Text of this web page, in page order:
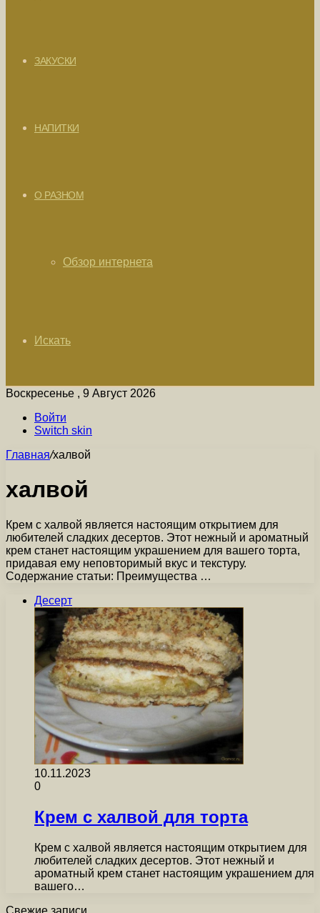
ЗАКУСКИ
НАПИТКИ
О РАЗНОМ
Обзор интернета
Искать
Воскресенье , 9 Август 2026
Войти
Switch skin
Главная/халвой
халвой
Крем с халвой является настоящим открытием для
любителей сладких десертов. Этот нежный и ароматный
крем станет настоящим украшением для вашего торта,
придавая ему неповторимый вкус и текстуру.
Содержание статьи: Преимущества …
Десерт
10.11.2023
0
Крем с халвой для торта
Крем с халвой является настоящим открытием для
любителей сладких десертов. Этот нежный и
ароматный крем станет настоящим украшением для
вашего…
Свежие записи